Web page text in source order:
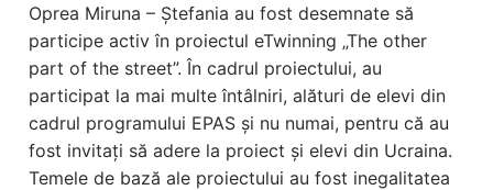
Oprea Miruna – Ștefania au fost desemnate să
participe activ în proiectul eTwinning „The other
part of the street”. În cadrul proiectului, au
participat la mai multe întâlniri, alături de elevi din
cadrul programului EPAS și nu numai, pentru că au
fost invitați să adere la proiect și elevi din Ucraina.
Temele de bază ale proiectului au fost inegalitatea